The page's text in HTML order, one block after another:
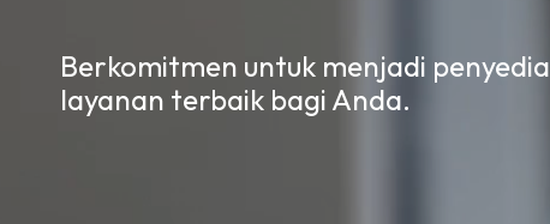
Berkomitmen untuk menjadi penyedia
layanan terbaik bagi Anda.